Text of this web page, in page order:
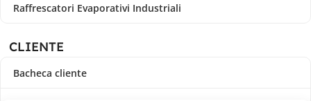
Raffrescatori Evaporativi Industriali
CLIENTE
Bacheca cliente